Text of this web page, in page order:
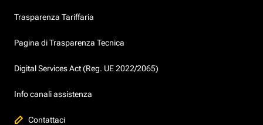
Trasparenza Tariffaria
Pagina di Trasparenza Tecnica
Digital Services Act (Reg. UE 2022/2065)
Info canali assistenza
Contattaci